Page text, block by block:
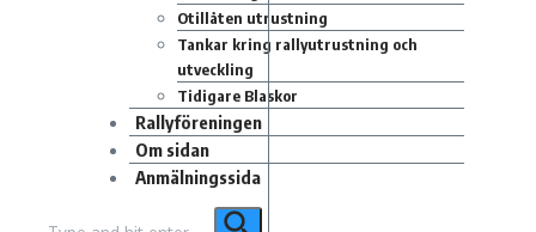
Otillåten utrustning
Tankar kring rallyutrustning och
utveckling
Tidigare Blaskor
Rallyföreningen
Om sidan
Anmälningssida